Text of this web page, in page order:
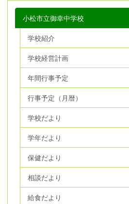
小松市立御幸中学校
学校紹介
学校経営計画
年間行事予定
行事予定（月暦）
学校だより
学年だより
保健だより
相談だより
給食だより